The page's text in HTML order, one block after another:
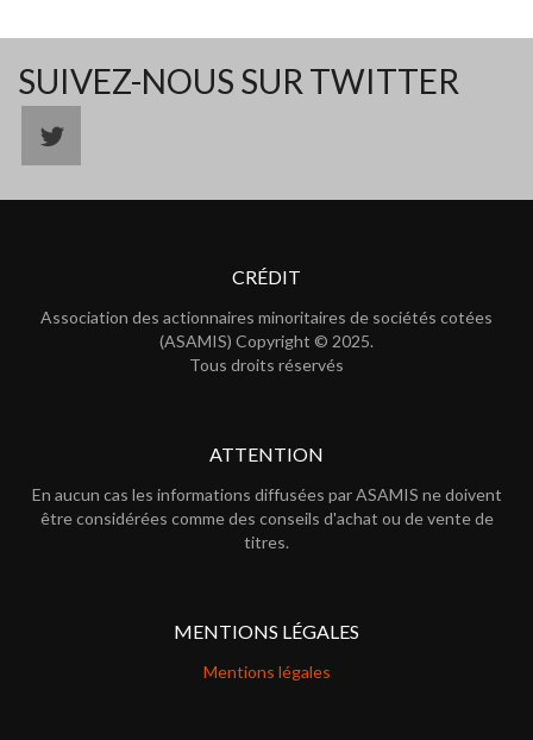
SUIVEZ-NOUS SUR TWITTER
CRÉDIT
Association des actionnaires minoritaires de sociétés cotées
(ASAMIS) Copyright © 2025.
Tous droits réservés
ATTENTION
En aucun cas les informations diffusées par ASAMIS ne doivent
être considérées comme des conseils d'achat ou de vente de
titres.
MENTIONS LÉGALES
Mentions légales